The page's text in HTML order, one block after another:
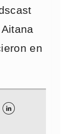
en
